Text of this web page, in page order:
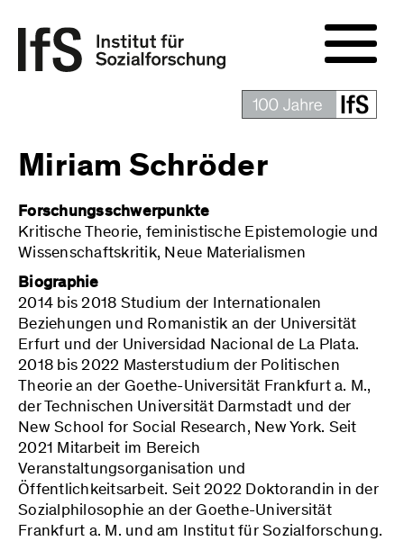
Miriam Schröder
Forschungsschwerpunkte
Kritische Theorie, feministische Epistemologie und
Wissenschaftskritik, Neue Materialismen
Biographie
2014 bis 2018 Studium der Internationalen
Beziehungen und Romanistik an der Universität
Erfurt und der Universidad Nacional de La Plata.
2018 bis 2022 Masterstudium der Politischen
Theorie an der Goethe-Universität Frankfurt a. M.,
der Technischen Universität Darmstadt und der
New School for Social Research, New York. Seit
2021 Mitarbeit im Bereich
Veranstaltungsorganisation und
Öffentlichkeitsarbeit. Seit 2022 Doktorandin in der
Sozialphilosophie an der Goethe-Universität
Frankfurt a. M. und am Institut für Sozialforschung.